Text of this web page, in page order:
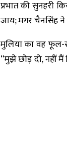
प्रभात की सुनहरी
जाय; मगर चैनसिंह
मुलिया का वह फूल-
“मुझे छोड़ दो, नहीं मैं